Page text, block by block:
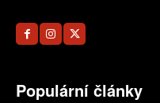
Populární články